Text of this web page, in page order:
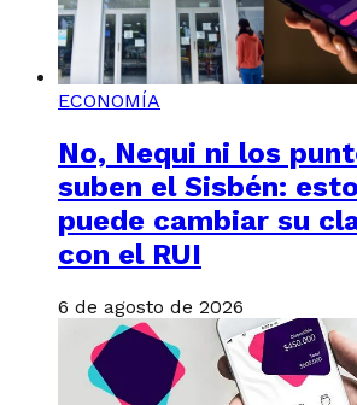
ECONOMÍA
No, Nequi ni los
suben el Sisbén:
puede cambiar su
con el RUI
6 de agosto de 2026